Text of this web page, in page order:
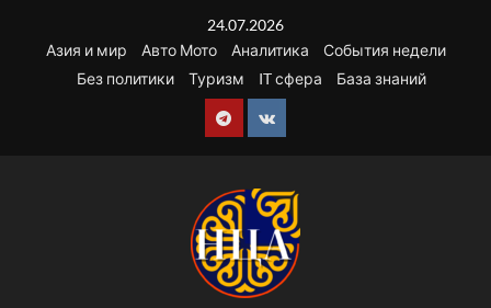
содержимому
24.07.2026
Азия и мир
Авто Мото Аналитика
События недели
Без политики
Туризм IT сфера База знаний
Telegram
VK